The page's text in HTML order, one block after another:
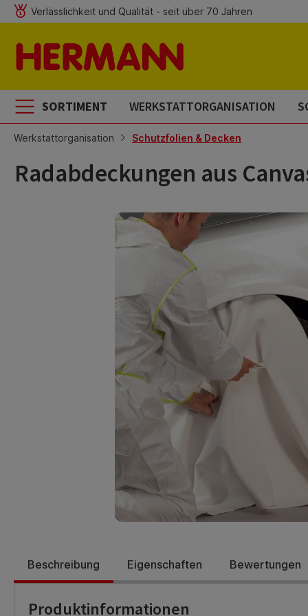
Hauptinhalt springen
Zur Suche springen
Zur Hauptnavigation springen
Verlässlichkeit und Qualität - seit über 70 Jahren
SORTIMENT WERKSTATTORGANISATION
Werkstattorganisation Schutzfolien & Decken
Radabdeckungen aus
Bildergalerie überspringen
Beschreibung Eigenschaften Bewertungen
Produktinformationen